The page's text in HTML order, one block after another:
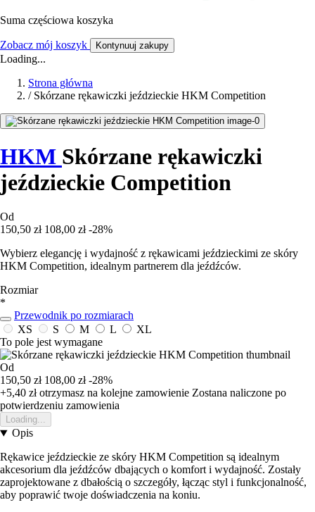
Suma częściowa koszyka
Zobacz mój koszyk Kontynuuj zakupy
Loading...
Strona główna
/ Skórzane rękawiczki jeździeckie HKM Competition
HKM Skórzane rękawiczki
jeździeckie Competition
Od
150,50 zł 108,00 zł -28%
Wybierz elegancję i wydajność z rękawicami jeździeckimi ze skóry
HKM Competition, idealnym partnerem dla jeźdźców.
Rozmiar
*
Przewodnik po rozmiarach
XS
S M L
XL
To pole jest wymagane
Od
150,50 zł 108,00 zł -28%
+5,40 złotrzymasz na kolejne zamowienie Zostana naliczone po
potwierdzeniu zamowienia
Loading...
Opis
Rękawice jeździeckie ze skóry HKM Competition są idealnym
akcesorium dla jeźdźców dbających o komfort i wydajność. Zostały
zaprojektowane z dbałością o szczegóły, łącząc styl i funkcjonalność,
aby poprawić twoje doświadczenia na koniu.